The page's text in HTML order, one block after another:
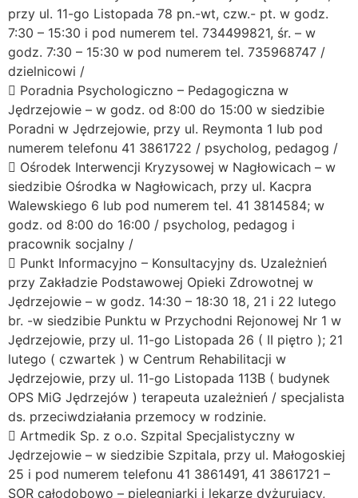
przy ul. 11-go Listopada 78 pn.-wt, czw.- pt. w godz.
7:30 – 15:30 i pod numerem tel. 734499821, śr. – w
godz. 7:30 – 15:30 w pod numerem tel. 735968747 /
dzielnicowi /
 Poradnia Psychologiczno – Pedagogiczna w
Jędrzejowie – w godz. od 8:00 do 15:00 w siedzibie
Poradni w Jędrzejowie, przy ul. Reymonta 1 lub pod
numerem telefonu 41 3861722 / psycholog, pedagog /
 Ośrodek Interwencji Kryzysowej w Nagłowicach – w
siedzibie Ośrodka w Nagłowicach, przy ul. Kacpra
Walewskiego 6 lub pod numerem tel. 41 3814584; w
godz. od 8:00 do 16:00 / psycholog, pedagog i
pracownik socjalny /
 Punkt Informacyjno – Konsultacyjny ds. Uzależnień
przy Zakładzie Podstawowej Opieki Zdrowotnej w
Jędrzejowie – w godz. 14:30 – 18:30 18, 21 i 22 lutego
br. -w siedzibie Punktu w Przychodni Rejonowej Nr 1 w
Jędrzejowie, przy ul. 11-go Listopada 26 ( II piętro ); 21
lutego ( czwartek ) w Centrum Rehabilitacji w
Jędrzejowie, przy ul. 11-go Listopada 113B ( budynek
OPS MiG Jędrzejów ) terapeuta uzależnień / specjalista
ds. przeciwdziałania przemocy w rodzinie.
 Artmedik Sp. z o.o. Szpital Specjalistyczny w
Jędrzejowie – w siedzibie Szpitala, przy ul. Małogoskiej
25 i pod numerem telefonu 41 3861491, 41 3861721 –
SOR całodobowo – pielęgniarki i lekarze dyżurujący,